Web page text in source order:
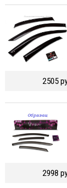
2505
2998